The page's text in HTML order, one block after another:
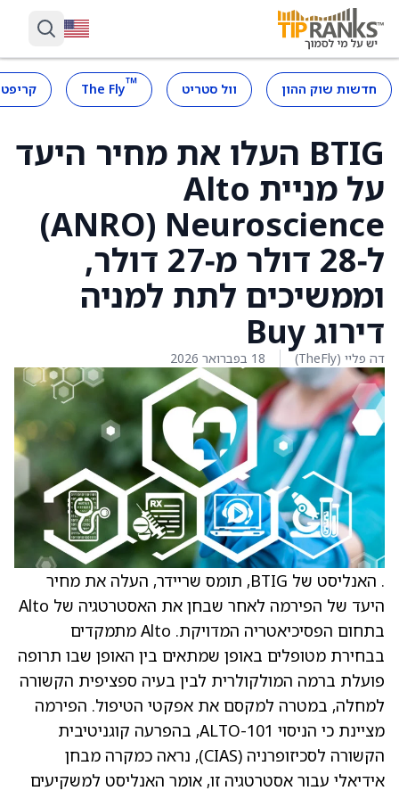
חדשות שוק ההון וול סטריט ™
The Fly
BTIG העלו את מחיר היעד
על מניית Alto
Neuroscience ‏(ANRO)
ל‑28 דולר מ‑27 דולר,
וממשיכים לתת למניה
דירוג Buy
דה פליי (TheFly) 18 בפברואר 2026
. האנליסט של BTIG, תומס שריידר, העלה את מחיר
היעד של הפירמה לאחר שבחן את האסטרטגיה של Alto
בתחום הפסיכיאטריה המדויקת. Alto מתמקדים
בבחירת מטופלים באופן שמתאים בין האופן שבו תרופה
פועלת ברמה המולקולרית לבין בעיה ספציפית הקשורה
למחלה, במטרה למקסם את אפקטי הטיפול. הפירמה
מציינת כי הניסוי ALTO-101, בהפרעה קוגניטיבית
הקשורה לסכיזופרניה (CIAS), נראה כמקרה מבחן
אידיאלי עבור אסטרטגיה זו, אומר האנליסט למשקיעים